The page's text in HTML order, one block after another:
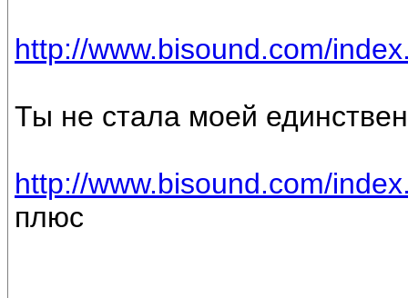
http://www.bisound.com/
Ты не стала моей
http://www.bisound.com/
плюс